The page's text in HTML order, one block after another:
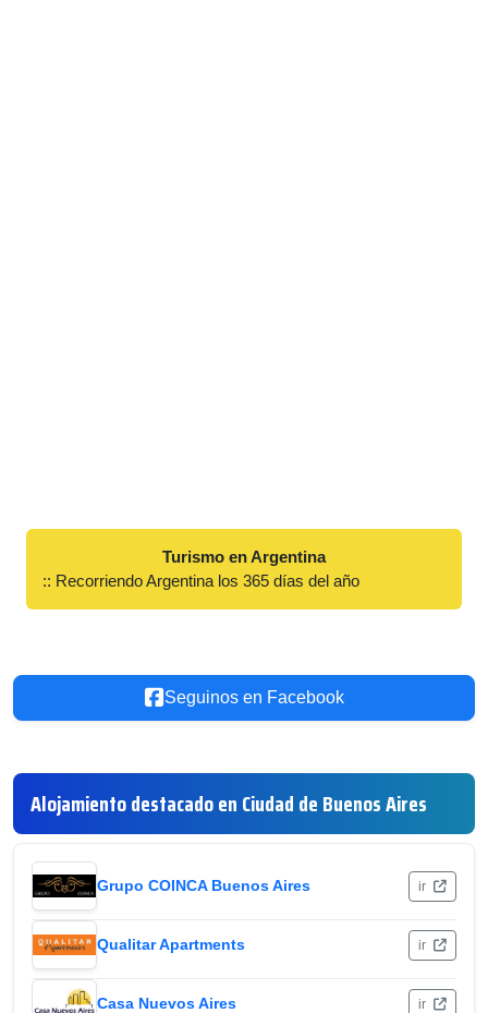
Turismo en Argentina
:: Recorriendo Argentina los 365 días del año
Seguinos en Facebook
Alojamiento destacado en Ciudad de Buenos Aires
Grupo COINCA Buenos Aires ir
Qualitar Apartments ir
Casa Nuevos Aires ir